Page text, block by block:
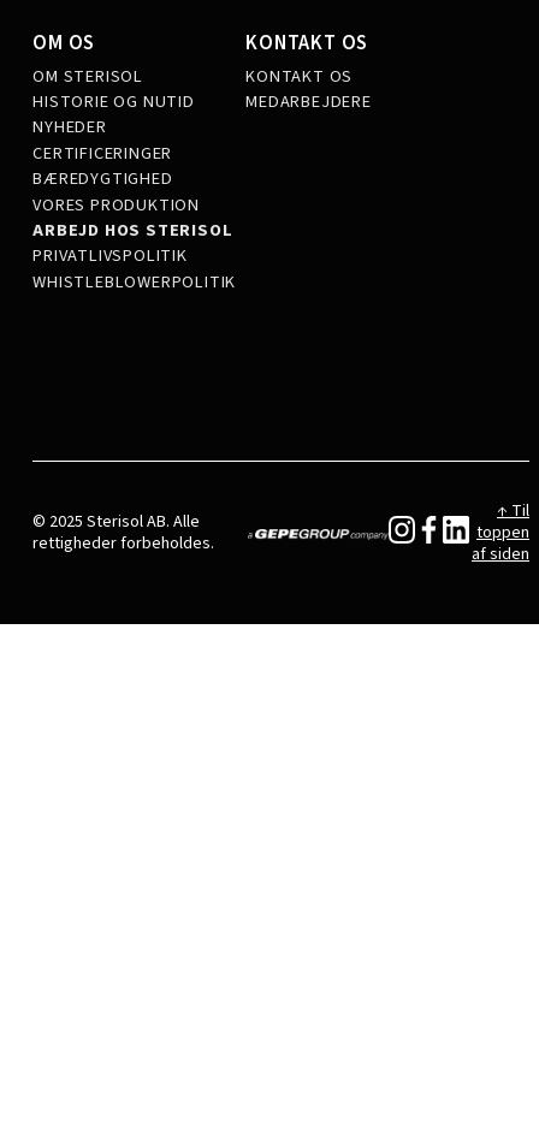
OM OS
OM STERISOL
HISTORIE OG NUTID
NYHEDER
CERTIFICERINGER
BÆREDYGTIGHED
VORES PRODUKTION
ARBEJD HOS STERISOL
PRIVATLIVSPOLITIK
WHISTLEBLOWERPOLITIK
KONTAKT OS
KONTAKT OS
MEDARBEJDERE
© 2025 Sterisol AB. Alle
rettigheder forbeholdes.
↑ Til
toppen
af siden